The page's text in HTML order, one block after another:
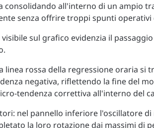
consolidando all'interno di un ampio
senza offrire troppi spunti
sul grafico evidenzia il
linea rossa della regressione oraria si
negativa, riflettendo la fine del
tendenza correttiva all'interno del
nel pannello inferiore l'oscillatore
la loro rotazione dai massimi di